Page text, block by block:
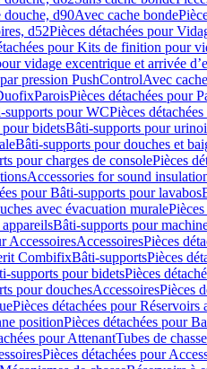
douche, d90Avec cache bonde
d52Pièces détachées pour
pour Kits de finition pour
vidage excentrique et arrivée
pression PushControlAvec
ParoisPièces détachées pour
supports pour WCPièces
pour bidetsBâti-supports pour
Bâti-supports pour douches et
pour charges de consolePièces
Accessories for sound
pour Bâti-supports pour lavabos
avec évacuation murale
Bâti-supports pour
AccessoiresAccessoiresPièces
CombifixBâti-supportsPièces
supports pour bidetsPièces
pour douchesAccessoiresPièces
Pièces détachées pour
positionPièces détachées pour
pour AttenantTubes de
Pièces détachées pour